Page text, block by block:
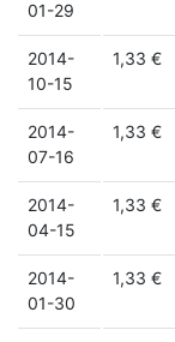
01-29
2014-
10-15
1,33 €
2014-
07-16
1,33 €
2014-
04-15
1,33 €
2014-
01-30
1,33 €